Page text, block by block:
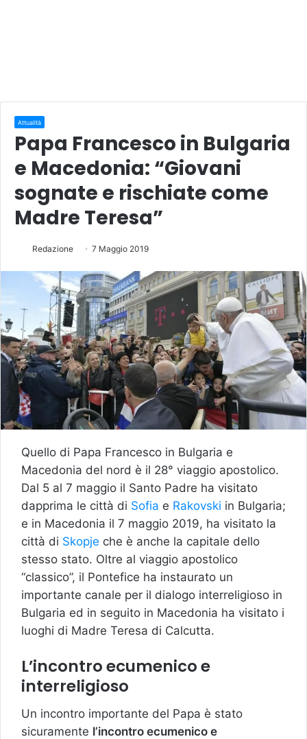
Attualità
Papa Francesco in Bulgaria
e Macedonia: “Giovani
sognate e rischiate come
Madre Teresa”
Redazione 7 Maggio 2019
Quello di Papa Francesco in Bulgaria e
Macedonia del nord è il 28° viaggio apostolico.
Dal 5 al 7 maggio il Santo Padre ha visitato
dapprima le città di Sofia e Rakovski in Bulgaria;
e in Macedonia il 7 maggio 2019, ha visitato la
città di Skopje che è anche la capitale dello
stesso stato. Oltre al viaggio apostolico
“classico”, il Pontefice ha instaurato un
importante canale per il dialogo interreligioso in
Bulgaria ed in seguito in Macedonia ha visitato i
luoghi di Madre Teresa di Calcutta.
L’incontro ecumenico e
interreligioso
Un incontro importante del Papa è stato
sicuramente l’incontro ecumenico e